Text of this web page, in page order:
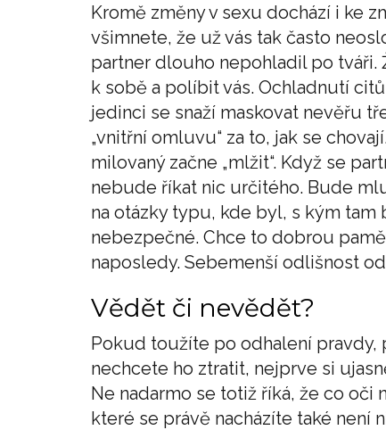
Kromě změny v sexu dochází i ke
všimnete, že už vás tak často
partner dlouho nepohladil po
k sobě a políbit vás. Ochladnutí
jedinci se snaží maskovat nevěřu
„vnitřní omluvu“ za to, jak se
milovaný začne „mlžit“. Když se
nebude říkat nic určitého. Bude
na otázky typu, kde byl, s kým tam
nebezpečné. Chce to dobrou
naposledy. Sebemenší odlišnost
Vědět či nevědět?
Pokud toužíte po odhalení
nechcete ho ztratit, nejprve si
Ne nadarmo se totiž říká, že co oči
které se právě nacházíte také není